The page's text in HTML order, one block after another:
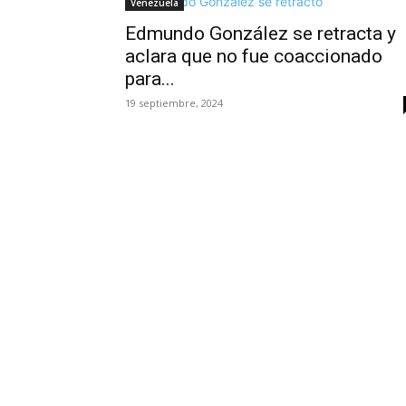
Venezuela
Edmundo González se retracta y
aclara que no fue coaccionado
para...
19 septiembre, 2024